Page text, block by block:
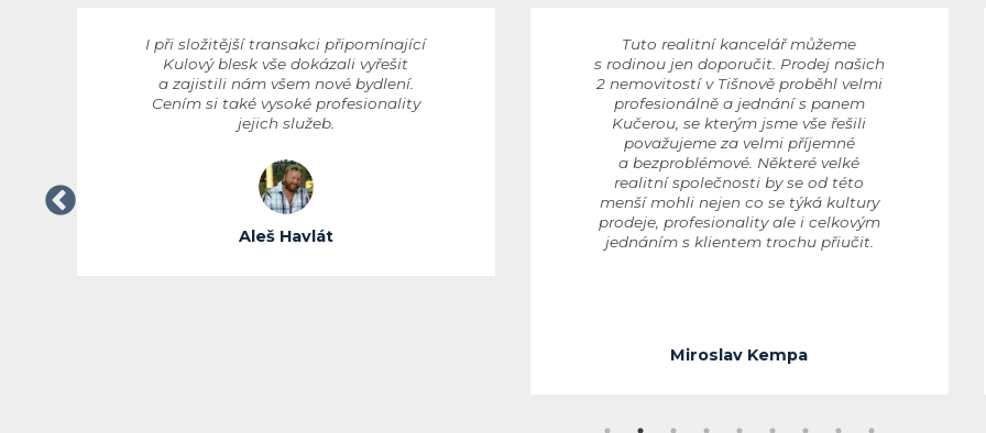
I při složitější transakci připomínající
Kulový blesk vše dokázali vyřešit
a zajistili nám všem nové bydlení.
Cením si také vysoké profesionality
jejich služeb.
Aleš Havlát
Tuto realitní kancelář můžeme
s rodinou jen doporučit. Prodej našich
2 nemovitostí v Tišnově proběhl velmi
profesionálně a jednání s panem
Kučerou, se kterým jsme vše řešili
považujeme za velmi příjemné
a bezproblémové. Některé velké
realitní společnosti by se od této
menší mohli nejen co se týká kultury
prodeje, profesionality ale i celkovým
jednáním s klientem trochu přiučit.
Miroslav Kempa